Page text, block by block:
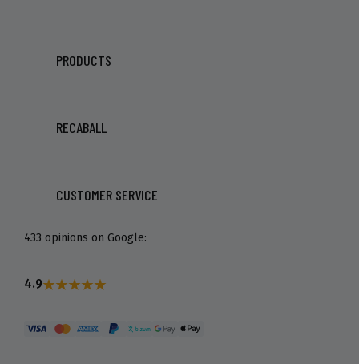
PRODUCTS
RECABALL
CUSTOMER SERVICE
433 opinions on Google:
4.9